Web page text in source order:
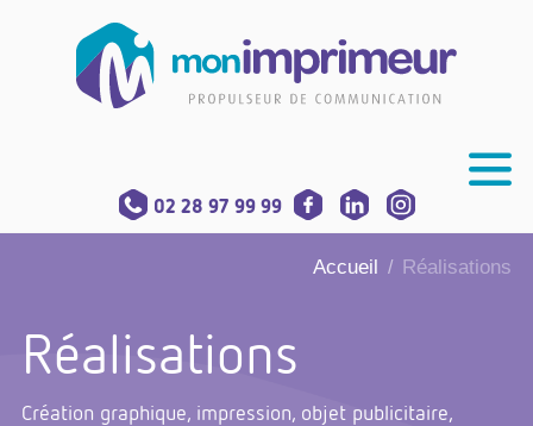
02 28 97 99 99
Accueil / Réalisations
Réalisations
Création graphique, impression, objet publicitaire,